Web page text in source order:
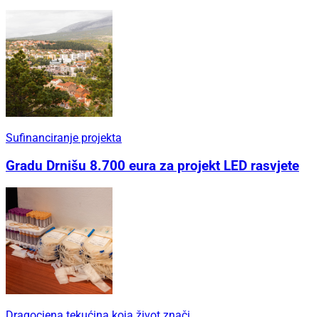
Sufinanciranje projekta
Gradu Drnišu 8.700 eura za projekt LED rasvjete